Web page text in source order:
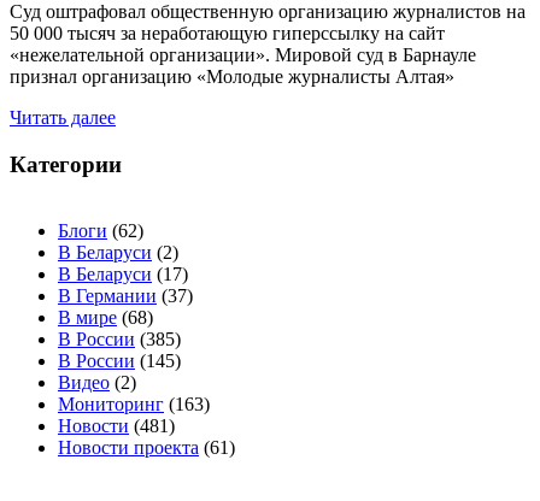
Суд оштрафовал общественную организацию журналистов на
50 000 тысяч за неработающую гиперссылку на сайт
«нежелательной организации». Мировой суд в Барнауле
признал организацию «Молодые журналисты Алтая»
Читать далее
Категории
Блоги (62)
В Беларуси (2)
В Беларуси (17)
В Германии (37)
В мире (68)
В России (385)
В России (145)
Видео (2)
Мониторинг (163)
Новости (481)
Новости проекта (61)